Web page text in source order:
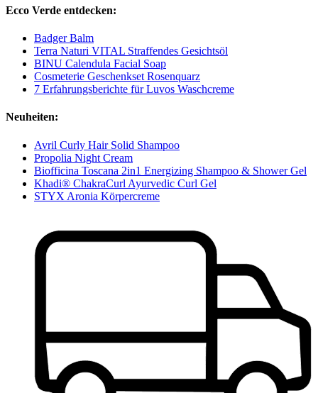
Ecco Verde entdecken:
Badger Balm
Terra Naturi VITAL Straffendes Gesichtsöl
BINU Calendula Facial Soap
Cosmeterie Geschenkset Rosenquarz
7 Erfahrungsberichte für Luvos Waschcreme
Neuheiten:
Avril Curly Hair Solid Shampoo
Propolia Night Cream
Biofficina Toscana 2in1 Energizing Shampoo & Shower Gel
Khadi® ChakraCurl Ayurvedic Curl Gel
STYX Aronia Körpercreme